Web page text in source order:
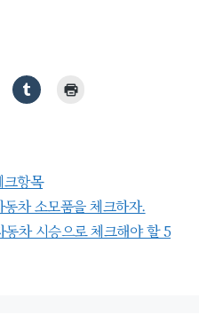
항목
차 소모품을 체크하자.
차 시승으로 체크해야 할 5